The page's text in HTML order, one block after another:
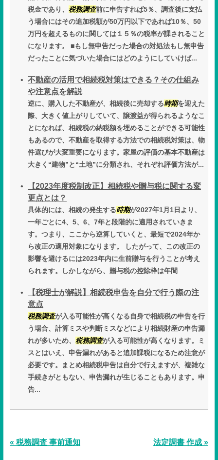
税金であり、 税務調査前に申告すれば5％、調査後に支払
う場合にはその追加税額が50万円以下であれば10％、50
万円を超えるものに関しては１５％の税率が課されること
になります。 ■もし無申告だった場合の対処法もし無申告
だったことに気づいた場合にはどのようにしていけば...
不動産の活用で相続税対策はできる？その仕組み
や注意点を解説
逆に、購入した不動産が、相続後に売却する時期を迎えた
際、大きく値上がりしていて、譲渡益が得られるようなこ
とになれば、相続税の納税額を埋めることができる可能性
もあるので、不動産を取得する方法での相続税対策は、物
件選びが大変重要になります。家屋の評価の基本不動産は
大きく“建物”と“土地”に分類され、それぞれ評価方法が...
【2023年度税制改正】相続税や贈与税に関する変
更点とは？
具体的には、相続の発生する時期が2027年1月1日より、
一年ごとに4、5、6、7年と段階的に適用されていきま
す。つまり、ここから逆算していくと、最短で2024年か
ら改正の適用対象になります。 したがって、この改正の
影響を避けるには2023年内に生前贈与を行うことが考え
られます。しかしながら、贈与税の控除枠は年間
【税理士が解説】相続税申告を自分で行う際の注
意点
税務調査が入る可能性が高くなる自身で相続税の申告を行
う場合、計算ミスや判断ミスなどにより相続財産の申告漏
れが多いため、 税務調査が入る可能性が高くなります。ミ
スとはいえ、申告漏れがあると追加課税になるため注意が
必要です。まとめ相続税申告は自分で行えますが、複雑な
手続きがともない、申告漏れが生じることもあります。申
告...
« 税務調査 事前通知 法定調書 作成 »